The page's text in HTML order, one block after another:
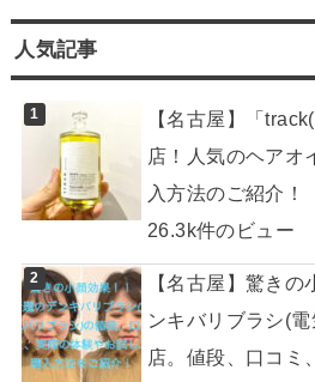
人気記事
【名古屋】「
店！人気のヘアオ
入方法のご紹介！
26.3k件のビュー
【名古屋】驚き
ンキバリブラシ(
店。値段、口コミ